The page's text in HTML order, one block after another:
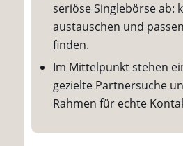
seriöse Singlebörse ab:
austauschen und
finden.
Im Mittelpunkt stehen
gezielte Partnersuche
Rahmen für echte